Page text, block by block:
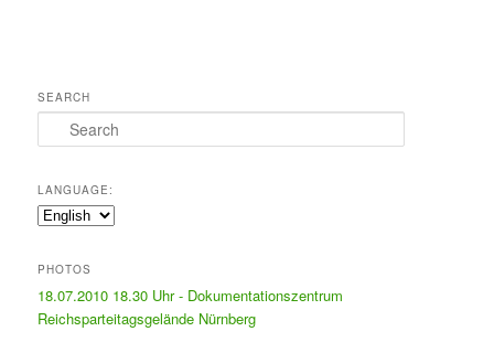
SEARCH
Search
LANGUAGE:
PHOTOS
18.07.2010 18.30 Uhr - Dokumentationszentrum
Reichsparteitagsgelände Nürnberg